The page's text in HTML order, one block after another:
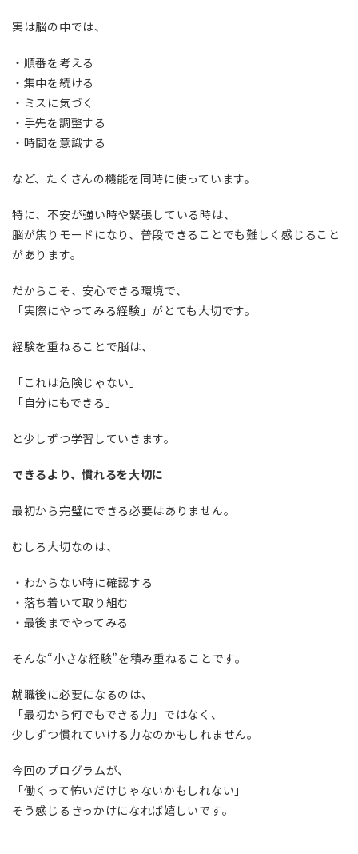
実は脳の中では、
・順番を考える
・集中を続ける
・ミスに気づく
・手先を調整する
・時間を意識する
など、たくさんの機能を同時に使っています。
特に、不安が強い時や緊張している時は、
脳が焦りモードになり、普段できることでも難しく感じること
があります。
だからこそ、安心できる環境で、
「実際にやってみる経験」がとても大切です。
経験を重ねることで脳は、
「これは危険じゃない」
「自分にもできる」
と少しずつ学習していきます。
できるより、慣れるを大切に
最初から完璧にできる必要はありません。
むしろ大切なのは、
・わからない時に確認する
・落ち着いて取り組む
・最後までやってみる
そんな“小さな経験”を積み重ねることです。
就職後に必要になるのは、
「最初から何でもできる力」ではなく、
少しずつ慣れていける力なのかもしれません。
今回のプログラムが、
「働くって怖いだけじゃないかもしれない」
そう感じるきっかけになれば嬉しいです。